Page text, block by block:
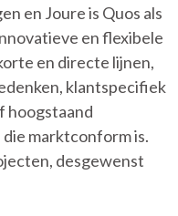
en Joure is Quos als
en flexibele
en directe lijnen,
klantspecifiek
hoogstaand
marktconform is.
desgewenst